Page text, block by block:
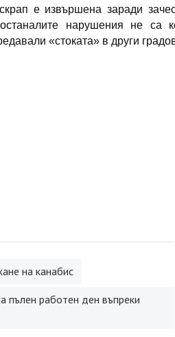
е извършена заради
нарушения не са
«стоката» в други
на канабис
пълен работен ден въпреки